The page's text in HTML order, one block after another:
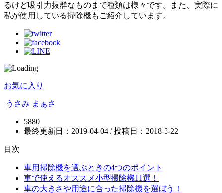
るけど吸引力抜群なものまで種類は様々です。また、実際に
私が使用している掃除機もご紹介しています。
お気に入り
うさみ まぁさ
5880
最終更新日：2019-04-04 / 投稿日： 2018-3-22
目次
車用掃除機を選ぶときの4つのポイント
車で使えるオススメ小型掃除機11選！
車の大きさや用途に合った掃除機を選ぼう！